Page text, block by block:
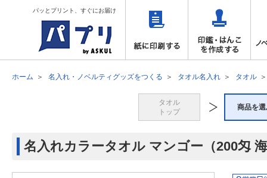
パッとプリント、すぐにお届け
ホーム 名入れ・ノベルティグッズをつくる タオル名入れ タオル
タオル
トップ
商品を
名入れカラータオル マンゴー（200匁